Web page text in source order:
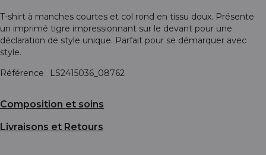
T-shirt à manches courtes et col rond en tissu doux. Présente
un imprimé tigre impressionnant sur le devant pour une
déclaration de style unique. Parfait pour se démarquer avec
style.
Référence
LS2415036_08762
Composition et soins
Livraisons et Retours